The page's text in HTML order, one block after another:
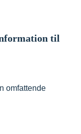
til
omfattende